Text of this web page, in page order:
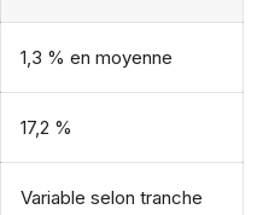
1,3 % en moyenne
17,2 %
Variable selon tranche